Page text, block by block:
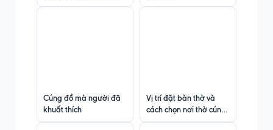
quỷ thần?
Cúng đồ mà người đã
khuất thích
Vị trí đặt bàn thờ và
cách chọn nơi thờ cúng
hợp phong thủy